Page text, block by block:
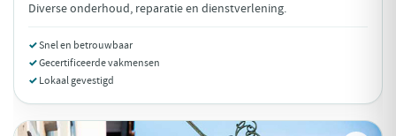
Diverse onderhoud, reparatie en dienstverlening.
Snel en betrouwbaar
Gecertificeerde vakmensen
Lokaal gevestigd